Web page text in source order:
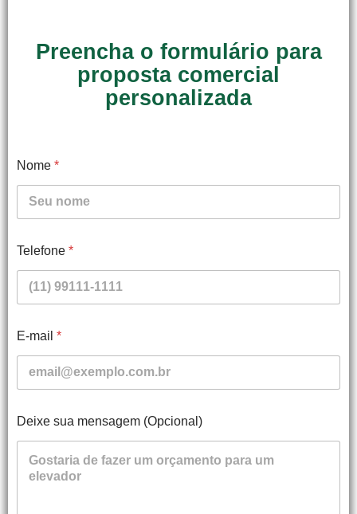
Preencha o formulário para
proposta comercial
personalizada
Nome *
Telefone *
E-mail *
Deixe sua mensagem (Opcional)